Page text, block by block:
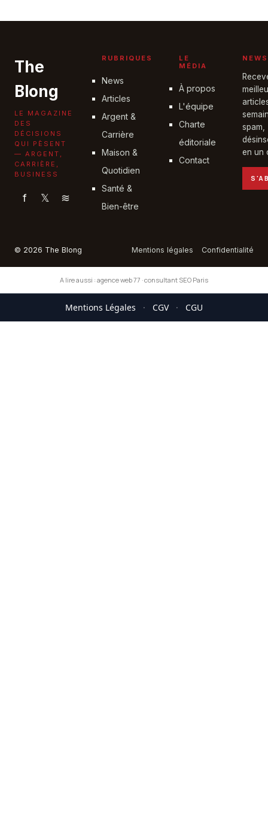
The
Blong
LE MAGAZINE
DES
DÉCISIONS
QUI PÈSENT
— ARGENT,
CARRIÈRE,
BUSINESS
f 𝕏 ≋
RUBRIQUES
News
Articles
Argent &
Carrière
Maison &
Quotidien
Santé &
Bien-être
LE
MÉDIA
À propos
L'équipe
Charte
éditoriale
Contact
spam,
en un
© 2026 The Blong Mentions légales Confidentialité
A lire aussi : agence web 77 ·consultant SEO Paris
Mentions Légales · CGV · CGU